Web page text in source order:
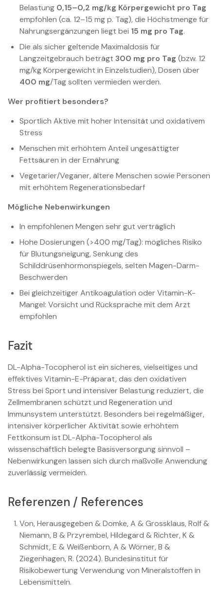
Belastung 0,15–0,2 mg/kg Körpergewicht pro Tag
empfohlen (ca. 12–15 mg p. Tag), die Höchstmenge für
Nahrungsergänzungen liegt bei 15 mg pro Tag.
Die als sicher geltende Maximaldosis für
Langzeitgebrauch beträgt 300 mg pro Tag (bzw. 12
mg/kg Körpergewicht in Einzelstudien), Dosen über
400 mg/Tag sollten vermieden werden.
Wer profitiert besonders?
Sportlich Aktive mit hoher Intensität und oxidativem
Stress
Menschen mit erhöhtem Anteil ungesättigter
Fettsäuren in der Ernährung
Vegetarier/Veganer, ältere Menschen sowie Personen
mit erhöhtem Regenerationsbedarf
Mögliche Nebenwirkungen
In empfohlenen Mengen sehr gut verträglich
Hohe Dosierungen (>400 mg/Tag): mögliches Risiko
für Blutungsneigung, Senkung des
Schilddrüsenhormonspiegels, selten Magen-Darm-
Beschwerden
Bei gleichzeitiger Antikoagulation oder Vitamin-K-
Mangel: Vorsicht und Rücksprache mit dem Arzt
empfohlen
Fazit
DL-Alpha-Tocopherol ist ein sicheres, vielseitiges und
effektives Vitamin-E-Präparat, das den oxidativen
Stress bei Sport und intensiver Belastung reduziert, die
Zellmembranen schützt und Regeneration und
Immunsystem unterstützt. Besonders bei regelmäßiger,
intensiver körperlicher Aktivität sowie erhöhtem
Fettkonsum ist DL-Alpha-Tocopherol als
wissenschaftlich belegte Basisversorgung sinnvoll –
Nebenwirkungen lassen sich durch maßvolle Anwendung
zuverlässig vermeiden.
Referenzen / References
Von, Herausgegeben & Domke, A & Grossklaus, Rolf &
Niemann, B & Przyrembel, Hildegard & Richter, K &
Schmidt, E & Weißenborn, A & Wörner, B &
Ziegenhagen, R. (2024). Bundesinstitut für
Risikobewertung Verwendung von Mineralstoffen in
Lebensmitteln.